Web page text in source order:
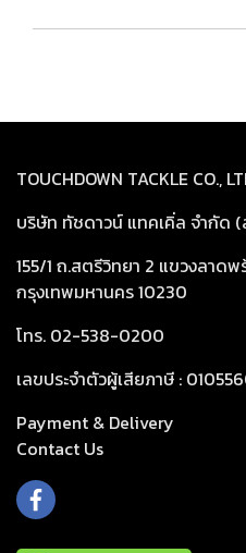
TOUCHDOWN TACKLE CO.,
บริษัท ทัชดาวน์ แทคเคิ่ล จำกัด
155/1 ถ.สตรีวิทยา 2 แขวงลาด
กรุงเทพมหานคร 10230
โทร. 02-538-0200
เลขประจำตัวผู้เสียภาษี :
Payment & Delivery
Contact Us